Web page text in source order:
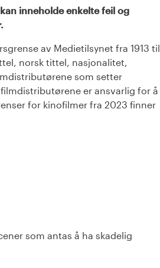
inneholde enkelte feil og
av Medietilsynet fra 1913 til
norsk tittel, nasjonalitet,
som setter
er ansvarlig for å
for kinofilmer fra 2023 finner
som antas å ha skadelig